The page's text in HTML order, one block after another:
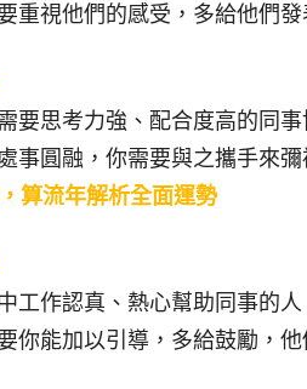
重視他們的感受，多給他們發
要思考力強、配合度高的同
事圓融，你需要與之攜手來
算流年解析全面運勢
工作認真、熱心幫助同事的
你能加以引導，多給鼓勵，